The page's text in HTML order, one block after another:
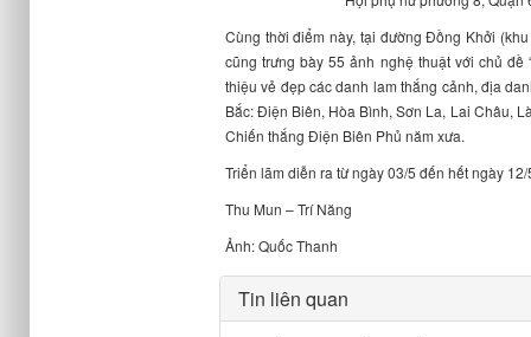
Cùng thời điểm này, tại đường Đồng Khởi
cũng trưng bày 55 ảnh nghệ thuật với chủ đề
thiệu vẻ đẹp các danh lam thắng cảnh, địa
Bắc: Điện Biên, Hòa Bình, Sơn La, Lai Châu,
Chiến thắng Điện Biên Phủ năm xưa.
Triển lãm diễn ra từ ngày 03/5 đến hết ngày
Thu Mun – Trí Năng
Ảnh: Quốc Thanh
Tin liên quan